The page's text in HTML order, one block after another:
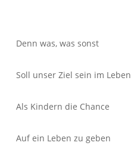
Denn was, was sonst
Soll unser Ziel sein im Leben
Als Kindern die Chance
Auf ein Leben zu geben